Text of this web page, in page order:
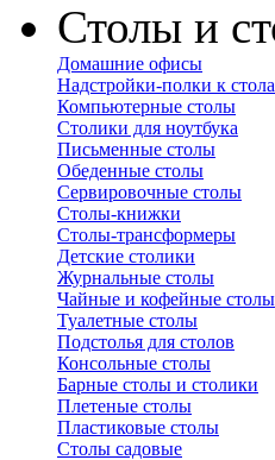
Столы и
Домашние офисы
Надстройки-полки к
Компьютерные столы
Столики для ноутбука
Письменные столы
Обеденные столы
Сервировочные столы
Столы-книжки
Столы-трансформеры
Детские столики
Журнальные столы
Чайные и кофейные столы
Туалетные столы
Подстолья для столов
Консольные столы
Барные столы и столики
Плетеные столы
Пластиковые столы
Столы садовые